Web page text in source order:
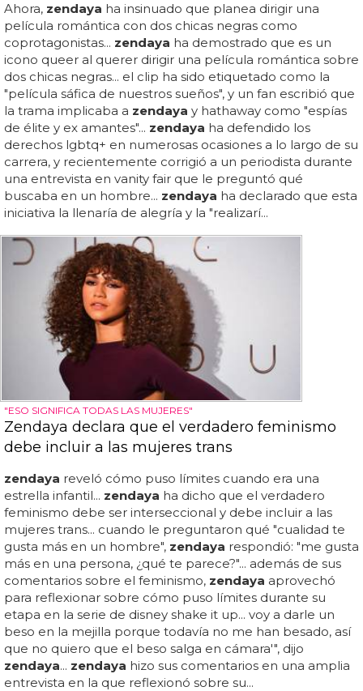
Ahora, zendaya ha insinuado que planea dirigir una
película romántica con dos chicas negras como
coprotagonistas... zendaya ha demostrado que es un
icono queer al querer dirigir una película romántica sobre
dos chicas negras... el clip ha sido etiquetado como la
"película sáfica de nuestros sueños", y un fan escribió que
la trama implicaba a zendaya y hathaway como "espías
de élite y ex amantes"... zendaya ha defendido los
derechos lgbtq+ en numerosas ocasiones a lo largo de su
carrera, y recientemente corrigió a un periodista durante
una entrevista en vanity fair que le preguntó qué
buscaba en un hombre... zendaya ha declarado que esta
iniciativa la llenaría de alegría y la "realizarí...
"ESO SIGNIFICA TODAS LAS MUJERES"
Zendaya declara que el verdadero feminismo
debe incluir a las mujeres trans
zendaya reveló cómo puso límites cuando era una
estrella infantil... zendaya ha dicho que el verdadero
feminismo debe ser interseccional y debe incluir a las
mujeres trans... cuando le preguntaron qué "cualidad te
gusta más en un hombre", zendaya respondió: "me gusta
más en una persona, ¿qué te parece?"... además de sus
comentarios sobre el feminismo, zendaya aprovechó
para reflexionar sobre cómo puso límites durante su
etapa en la serie de disney shake it up... voy a darle un
beso en la mejilla porque todavía no me han besado, así
que no quiero que el beso salga en cámara'", dijo
zendaya... zendaya hizo sus comentarios en una amplia
entrevista en la que reflexionó sobre su...